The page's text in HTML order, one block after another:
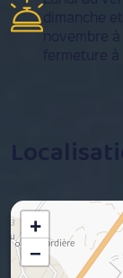
+
−